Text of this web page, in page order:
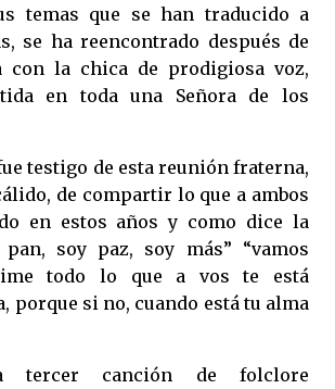
temas que se han traducido a
se ha reencontrado después de
con la chica de prodigiosa voz,
en toda una Señora de los
testigo de esta reunión fraterna,
de compartir lo que a ambos
en estos años y como dice la
pan, soy paz, soy más” “vamos
todo lo que a vos te está
porque si no, cuando está tu alma
tercer canción de folclore